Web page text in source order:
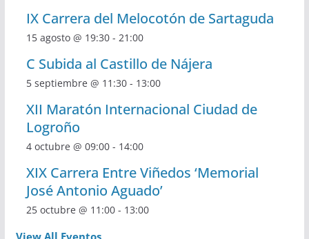
IX Carrera del Melocotón de Sartaguda
15 agosto @ 19:30- 21:00
C Subida al Castillo de Nájera
5 septiembre @ 11:30- 13:00
XII Maratón Internacional Ciudad de
Logroño
4 octubre @ 09:00- 14:00
XIX Carrera Entre Viñedos ‘Memorial
José Antonio Aguado’
25 octubre @ 11:00- 13:00
View All Eventos